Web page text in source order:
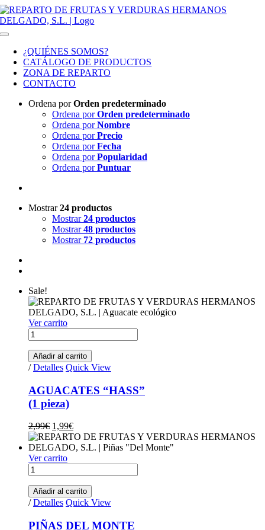
Saltar al contenido
Toggle Navigation
¿QUIÉNES SOMOS?
CATÁLOGO DE PRODUCTOS
ZONA DE REPARTO
CONTACTO
Ordena porOrden predeterminado
Ordena porOrden predeterminado
Ordena porNombre
Ordena porPrecio
Ordena porFecha
Ordena porPopularidad
Ordena porPuntuar
Mostrar24 productos
Mostrar24 productos
Mostrar48 productos
Mostrar 72 productos
Sale!
Ver carrito
AGUACATES "HASS"(1 pieza) quantity
Añadir al carrito
/ Detalles Quick View
AGUACATES “HASS”
(1 pieza)
2,99€ Original price was: 2,99€.
1,99€Current price is: 1,99€.
Ver carrito
PIÑAS DEL MONTE (2,30kg aprox.) quantity
Añadir al carrito
/ Detalles Quick View
PIÑAS DEL MONTE